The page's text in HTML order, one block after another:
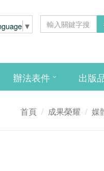
▼
辦法表件 出版
首頁 成果榮耀 媒